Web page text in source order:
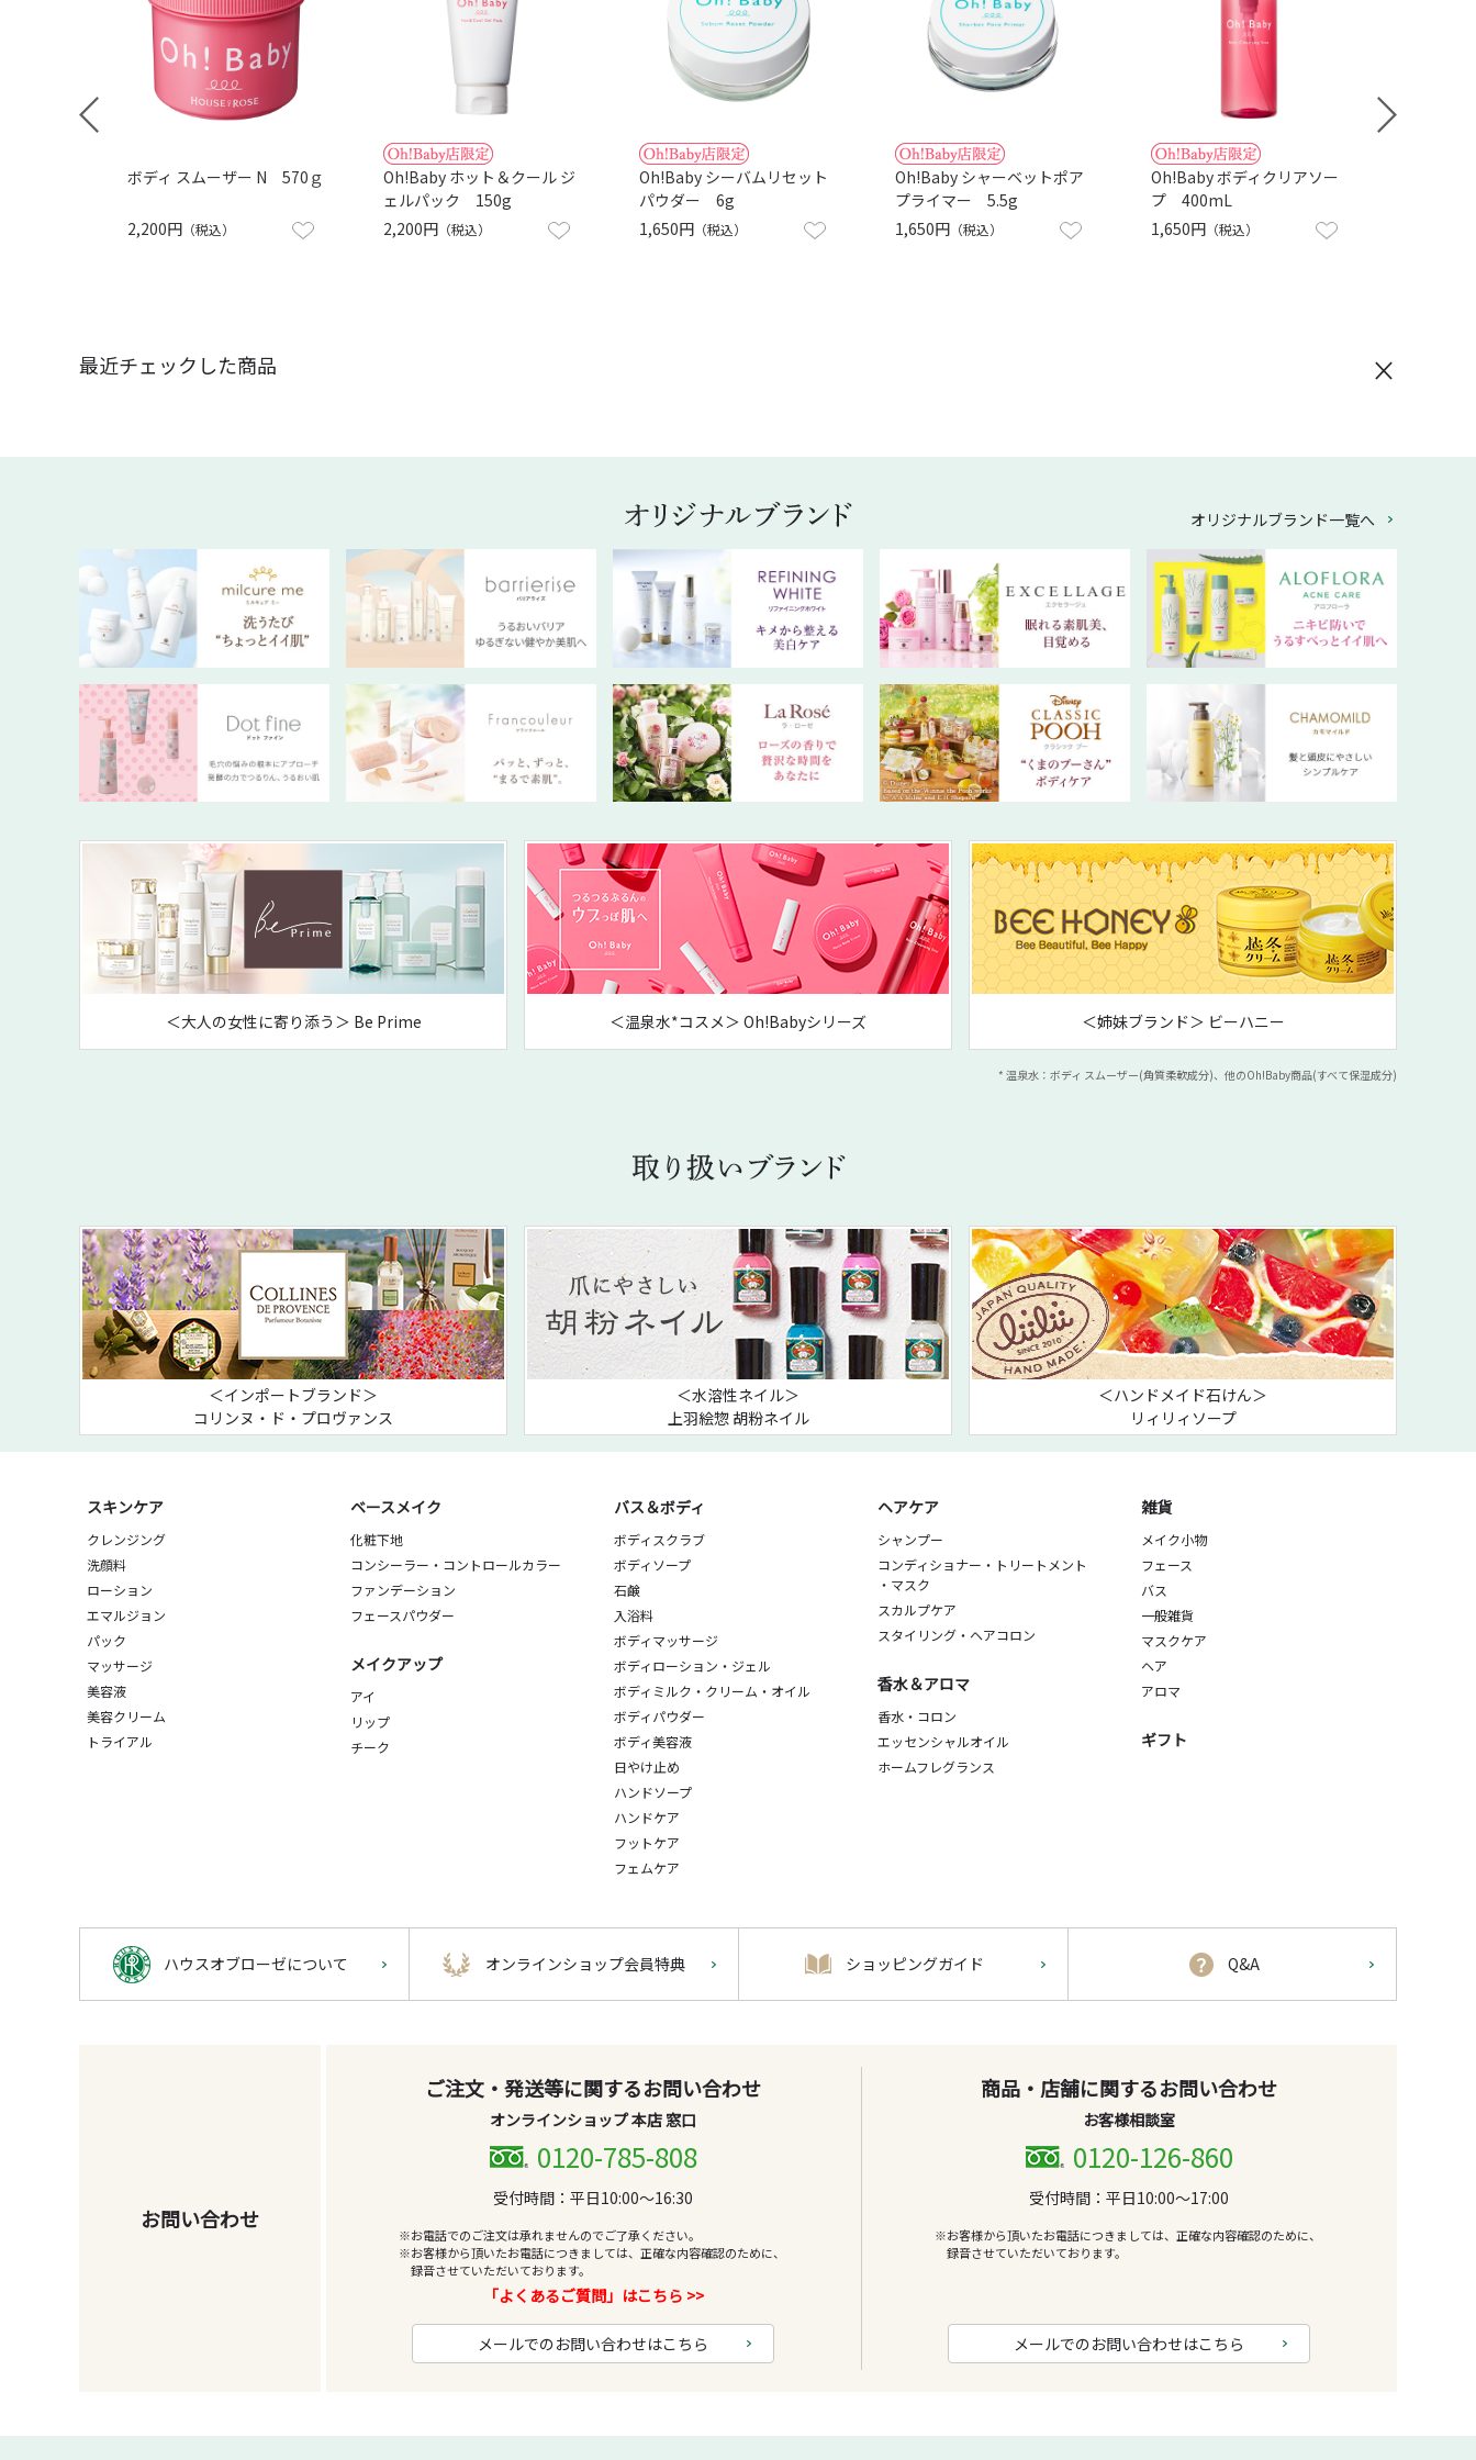
ボディ スムーザー N 570ｇ
2,200円 （税込）
Oh!Baby ホット＆クール ジ
ェルパック 150g
2,200円 （税込）
Oh!Baby シーバムリセット
パウダー 6g
1,650円 （税込）
Oh!Baby シャーベットポア
プライマー 5.5g
1,650円 （税込）
Oh!Baby ボディクリアソー
プ 400mL
1,650円 （税込）
最近チェックした商品 ×
オリジナルブランド一覧へ
＜大人の女性に寄り添う＞ Be Prime ＜温泉水*コスメ＞ Oh!Babyシリーズ ＜姉妹ブランド＞ ビーハニー
* 温泉水：ボディ スムーザー(角質柔軟成分)、他のOh!Baby商品(すべて保湿成分)
＜インポートブランド＞
コリンヌ・ド・プロヴァンス
＜水溶性ネイル＞
上羽絵惣 胡粉ネイル
＜ハンドメイド石けん＞
リィリィソープ
スキンケア
クレンジング
洗顔料
ローション
エマルジョン
パック
マッサージ
美容液
美容クリーム
トライアル
ベースメイク
化粧下地
コンシーラー・コントロールカラー
ファンデーション
フェースパウダー
メイクアップ
アイ
リップ
チーク
バス＆ボディ
ボディスクラブ
ボディソープ
石鹸
入浴料
ボディマッサージ
ボディローション・ジェル
ボディミルク・クリーム・オイル
ボディパウダー
ボディ美容液
日やけ止め
ハンドソープ
ハンドケア
フットケア
フェムケア
ヘアケア
シャンプー
コンディショナー・トリートメント
・マスク
スカルプケア
スタイリング・ヘアコロン
香水＆アロマ
香水・コロン
エッセンシャルオイル
ホームフレグランス
雑貨
メイク小物
フェース
バス
一般雑貨
マスクケア
ヘア
アロマ
ギフト
ハウスオブローゼについて オンラインショップ会員特典 ショッピングガイド Q&A
お問い合わせ
ご注文・発送等に関するお問い合わせ
オンラインショップ 本店 窓口
0120-785-808
受付時間：平日10:00～16:30
※お電話でのご注文は承れませんのでご了承ください。
※お客様から頂いたお電話につきましては、正確な内容確認のために、
録音させていただいております。
「よくあるご質問」はこちら >>
メールでのお問い合わせはこちら
商品・店舗に関するお問い合わせ
お客様相談室
0120-126-860
受付時間：平日10:00～17:00
※お客様から頂いたお電話につきましては、正確な内容確認のために、
録音させていただいております。
メールでのお問い合わせはこちら